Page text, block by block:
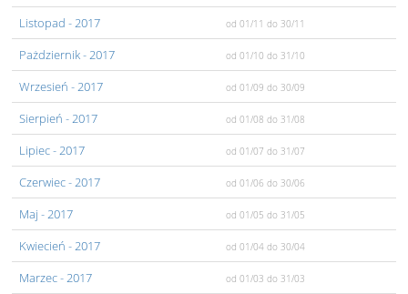
Listopad - 2017 od 01/11 do 30/11
Pażdziernik- 2017 od 01/10 do 31/10
Wrzesień - 2017 od 01/09 do 30/09
Sierpień - 2017 od 01/08 do 31/08
Lipiec- 2017 od 01/07 do 31/07
Czerwiec- 2017 od 01/06 do 30/06
Maj - 2017 od 01/05 do 31/05
Kwiecień - 2017 od 01/04 do 30/04
Marzec- 2017 od 01/03 do 31/03